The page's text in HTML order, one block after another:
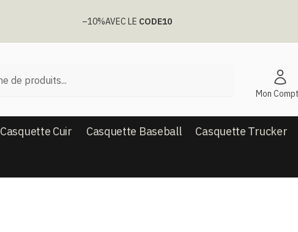
–10%AVEC LE CODE10
Mon
Casquette Cuir Casquette Baseball Casquette Trucker